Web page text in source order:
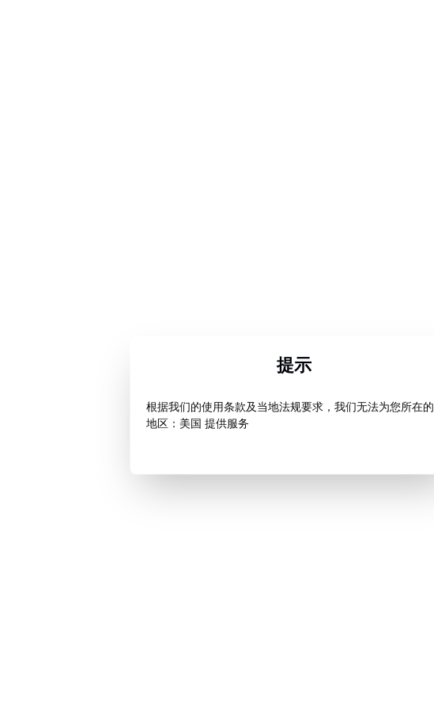
提示
根据我们的使用条款及当地法规要求，我们无法为您所在的
地区：美国 提供服务